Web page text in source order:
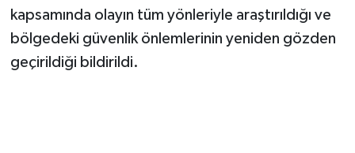
kapsamında olayın tüm yönleriyle araştırıldığı ve
bölgedeki güvenlik önlemlerinin yeniden gözden
geçirildiği bildirildi.